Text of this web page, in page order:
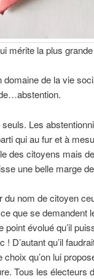
mérite la plus
domaine de la vie
Les
qui au fur et à
des citoyens mais
une belle marge
du nom de citoyen
que se
point évolué qu’il
! D’autant qu’il
choix qu’on lui
Tous les électeurs